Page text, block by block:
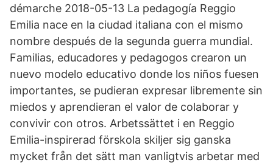
démarche 2018-05-13 La pedagogía Reggio
Emilia nace en la ciudad italiana con el mismo
nombre después de la segunda guerra mundial.
Familias, educadores y pedagogos crearon un
nuevo modelo educativo donde los niños fuesen
importantes, se pudieran expresar libremente sin
miedos y aprendieran el valor de colaborar y
convivir con otros. Arbetssättet i en Reggio
Emilia-inspirerad förskola skiljer sig ganska
mycket från det sätt man vanligtvis arbetar med